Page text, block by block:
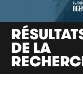
DE LA